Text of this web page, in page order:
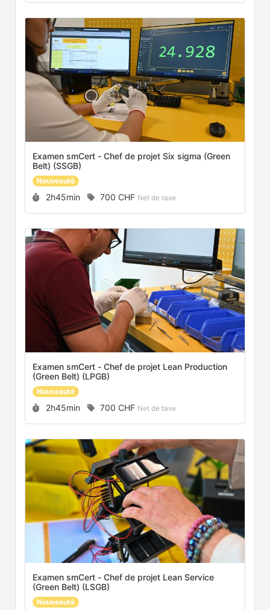
Examen smCert - Chef de projet Six sigma (Green
Belt) (SSGB)
Nouveauté
Durée :
2h45min Prix :
700 CHF Net de taxe
Examen smCert - Chef de projet Lean Production
(Green Belt) (LPGB)
Nouveauté
Durée :
2h45min Prix :
700 CHF Net de taxe
Examen smCert - Chef de projet Lean Service
(Green Belt) (LSGB)
Nouveauté